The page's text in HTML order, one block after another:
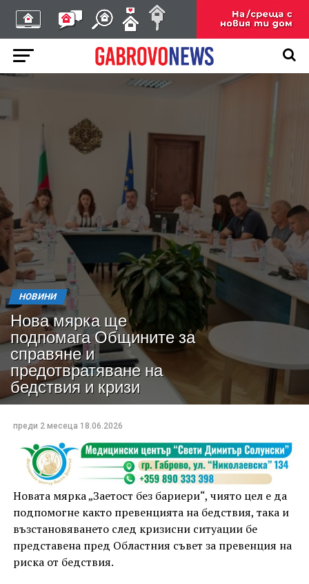
НОВИНИ
Нова мярка ще
подпомага Общините за
справяне и
предотвратяване на
бедствия и кризи
преди 2 месеца 18.06.2026
Новата мярка „Заетост без бариери“, чиято цел е да
подпомогне както превенцията на бедствия, така и
възстановяването след кризисни ситуации бе
представена пред Областния съвет за превенция на
риска от бедствия.